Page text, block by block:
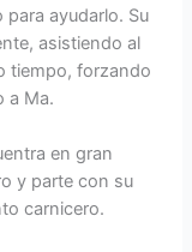
ayudarlo. Su
asistiendo al
tiempo, forzando
a Ma.
en gran
y parte con su
carnicero.